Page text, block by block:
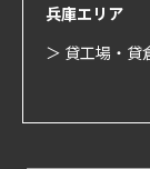
兵庫エリア
＞ 貸工場・貸